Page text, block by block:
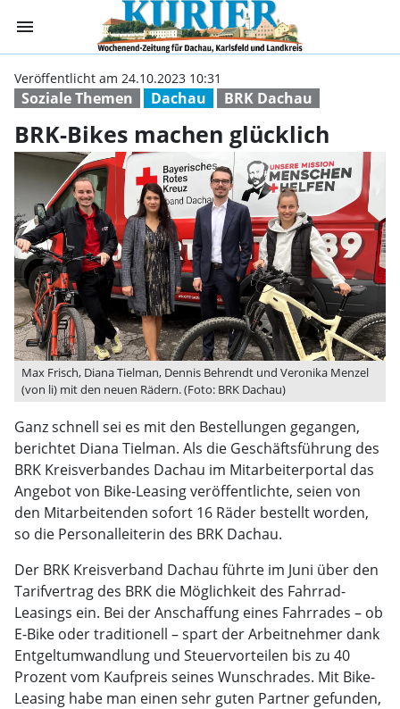
menu BRK-Bikes
Soziale Themen Dachau BRK Dachau
Veröffentlicht am 24.10.2023 10:31
BRK-Bikes machen glücklich
Max Frisch, Diana Tielman, Dennis Behrendt und Veronika Menzel
(von li) mit den neuen Rädern. (Foto: BRK Dachau)
Ganz schnell sei es mit den Bestellungen gegangen,
berichtet Diana Tielman. Als die Geschäftsführung des
BRK Kreisverbandes Dachau im Mitarbeiterportal das
Angebot von Bike-Leasing veröffentlichte, seien von
den Mitarbeitenden sofort 16 Räder bestellt worden,
so die Personalleiterin des BRK Dachau.
Der BRK Kreisverband Dachau führte im Juni über den
Tarifvertrag des BRK die Möglichkeit des Fahrrad-
Leasings ein. Bei der Anschaffung eines Fahrrades – ob
E-Bike oder traditionell – spart der Arbeitnehmer dank
Entgeltumwandlung und Steuervorteilen bis zu 40
Prozent vom Kaufpreis seines Wunschrades. Mit Bike-
Leasing habe man einen sehr guten Partner gefunden,